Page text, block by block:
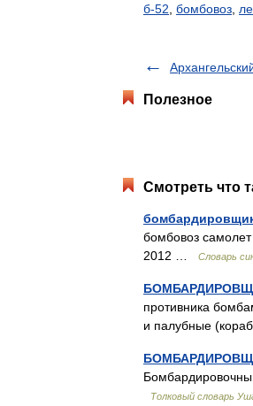
б-52 бомбовоз
Полезное
Смотреть что
бомбовоз
2012 …
Словарь
противника
и палубные
Толковый словарь